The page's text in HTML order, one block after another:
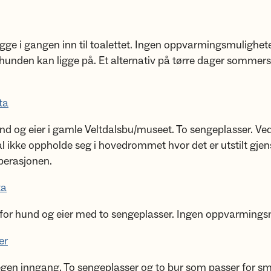
i gangen inn til toalettet. Ingen
kan ligge på. Et alternativ på tørre dager
og eier i gamle Veltdalsbu/museet. To sengeplasser.
ikke oppholde seg i hovedrommet hvor det er utstilt
hund og eier med to sengeplasser. Ingen
inngang. To sengeplasser og to bur som passer for